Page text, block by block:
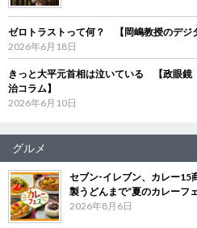
ゼロトラストって何？ 【岡嶋教授のデジ
2026年6月18日
きっと大平元首相は泣いている 【政眼鏡
治コラム】
2026年6月10日
グルメ
セブン‐イレブン、カレー
製うどんまで“夏のカレーフ
2026年8月6日